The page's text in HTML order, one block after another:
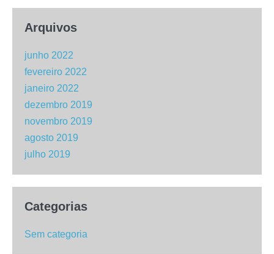
Arquivos
junho 2022
fevereiro 2022
janeiro 2022
dezembro 2019
novembro 2019
agosto 2019
julho 2019
Categorias
Sem categoria